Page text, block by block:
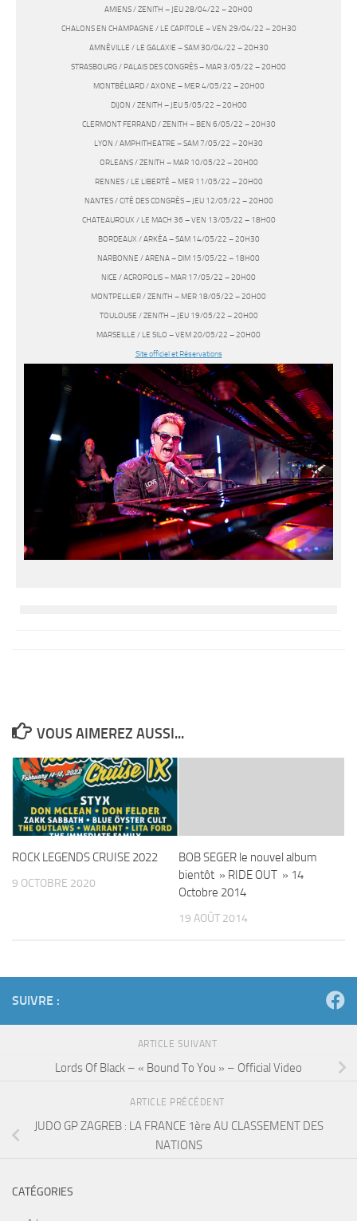
AMIENS / ZENITH – JEU 28/04/22 – 20H00
CHALONS EN CHAMPAGNE / LE CAPITOLE – VEN 29/04/22 – 20H30
AMNÉVILLE / LE GALAXIE – SAM 30/04/22 – 20H30
STRASBOURG / PALAIS DES CONGRÈS – MAR 3/05/22 – 20H00
MONTBÉLIARD / AXONE – MER 4/05/22 – 20H00
DIJON / ZENITH – JEU 5/05/22 – 20H00
CLERMONT FERRAND / ZENITH – BEN 6/05/22 – 20H30
LYON / AMPHITHEATRE – SAM 7/05/22 – 20H30
ORLEANS / ZENITH – MAR 10/05/22 – 20H00
RENNES / LE LIBERTÉ – MER 11/05/22 – 20H00
NANTES / CITÉ DES CONGRÈS – JEU 12/05/22 – 20H00
CHATEAUROUX / LE MACH 36 – VEN 13/05/22 – 18H00
BORDEAUX / ARKÉA – SAM 14/05/22 – 20H30
NARBONNE / ARENA – DIM 15/05/22 – 18H00
NICE / ACROPOLIS – MAR 17/05/22 – 20H00
MONTPELLIER / ZENITH – MER 18/05/22 – 20H00
TOULOUSE / ZENITH – JEU 19/05/22 – 20H00
MARSEILLE / LE SILO – VEM 20/05/22 – 20H00
Site officiel et Réservations
VOUS AIMEREZ AUSSI...
ROCK LEGENDS CRUISE 2022
9 OCTOBRE 2020
BOB SEGER le nouvel album
bientôt » RIDE OUT » 14
Octobre 2014
19 AOÛT 2014
SUIVRE :
ARTICLE SUIVANT
Lords Of Black – « Bound To You » – Official Video
ARTICLE PRÉCÉDENT
JUDO GP ZAGREB : LA FRANCE 1ère AU CLASSEMENT DES
NATIONS
CATÉGORIES